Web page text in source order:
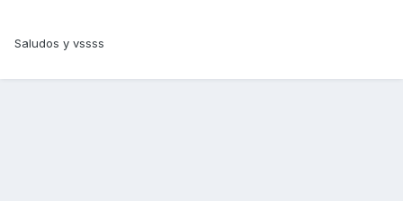
Saludos y vssss